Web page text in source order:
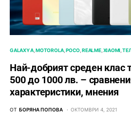
GALAXY A MOTOROLA POCO REALME XIAOMI
Най-добрият среден клас
500 до 1000 лв. –
характеристики, мнения
ОТ БОРЯНА ПОПОВА ОКТОМВРИ 4, 2021